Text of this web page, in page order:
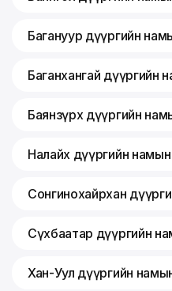
Багануур дүүргийн
Баганхангай дүүргийн
Баянзүрх дүүргийн
Налайх дүүргийн
Сонгинохайрхан
Сүхбаатар дүүргийн
Хан-Уул дүүргийн